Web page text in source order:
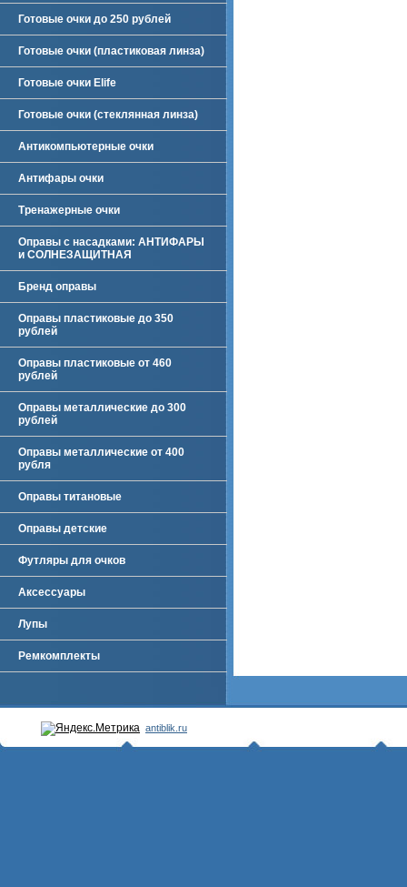
Готовые очки до 250 рублей
Готовые очки (пластиковая линза)
Готовые очки Elife
Готовые очки (стеклянная линза)
Антикомпьютерные очки
Антифары очки
Тренажерные очки
Оправы с насадками: АНТИФАРЫ
и СОЛНЕЗАЩИТНАЯ
Бренд оправы
Оправы пластиковые до 350
рублей
Оправы пластиковые от 460
рублей
Оправы металлические до 300
рублей
Оправы металлические от 400
рубля
Оправы титановые
Оправы детские
Футляры для очков
Аксессуары
Лупы
Ремкомплекты
antiblik.ru